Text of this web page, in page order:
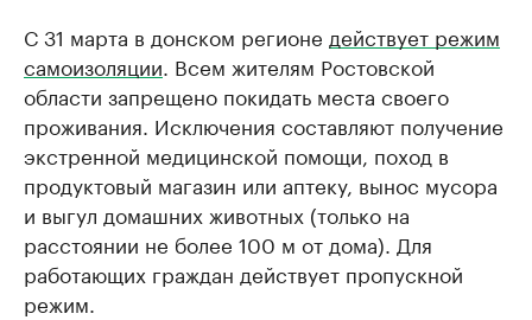
С 31 марта в донском регионе действует режим
самоизоляции. Всем жителям Ростовской
области запрещено покидать места своего
проживания. Исключения составляют получение
экстренной медицинской помощи, поход в
продуктовый магазин или аптеку, вынос мусора
и выгул домашних животных (только на
расстоянии не более 100 м от дома). Для
работающих граждан действует пропускной
режим.